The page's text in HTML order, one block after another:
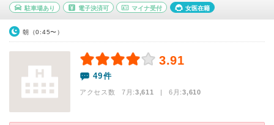
駐車場あり 電子決済可 マイナ受付 女医在籍
朝（0:45〜）
3.91
49件
アクセス数 7月:3,611 | 6月:3,610